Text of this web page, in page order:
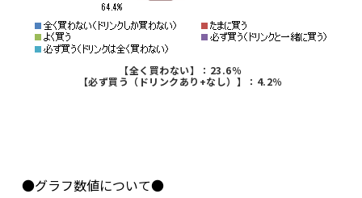
【全く買わない】：23.6％
【必ず買う（ドリンクあり+なし）】：4.2％
●グラフ数値について●